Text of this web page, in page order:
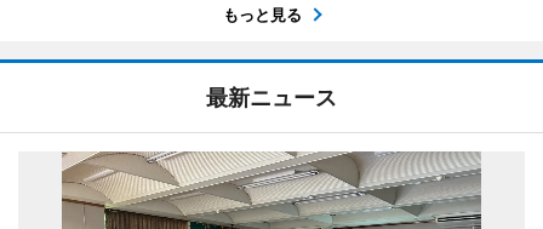
もっと見る
最新ニュース